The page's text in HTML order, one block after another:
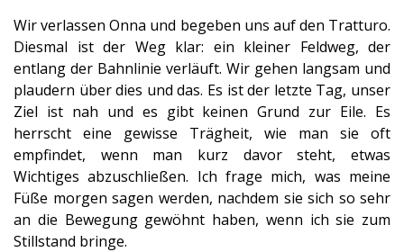
Wir verlassen Onna und begeben uns auf den Tratturo.
Diesmal ist der Weg klar: ein kleiner Feldweg, der
entlang der Bahnlinie verläuft. Wir gehen langsam und
plaudern über dies und das. Es ist der letzte Tag, unser
Ziel ist nah und es gibt keinen Grund zur Eile. Es
herrscht eine gewisse Trägheit, wie man sie oft
empfindet, wenn man kurz davor steht, etwas
Wichtiges abzuschließen. Ich frage mich, was meine
Füße morgen sagen werden, nachdem sie sich so sehr
an die Bewegung gewöhnt haben, wenn ich sie zum
Stillstand bringe.